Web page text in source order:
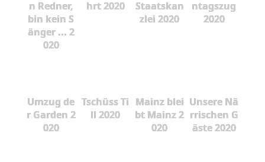
n Redner,
bin kein S
änger ... 2
020
hrt 2020
Staatskan
zlei 2020
ntagszug
2020
Umzug de
r Garden 2
020
Tschüss Ti
ll 2020
Mainz blei
bt Mainz 2
020
Unsere Nä
rrischen G
äste 2020